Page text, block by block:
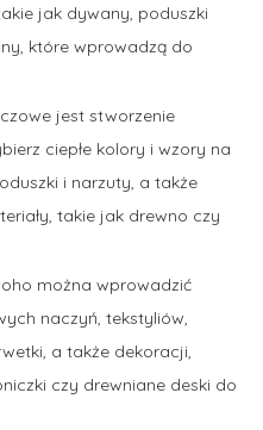
jak dywany, poduszki
które wprowadzą do
jest stworzenie
ciepłe kolory i wzory na
i narzuty, a także
takie jak drewno czy
można wprowadzić
naczyń, tekstyliów,
a także dekoracji,
czy drewniane deski do